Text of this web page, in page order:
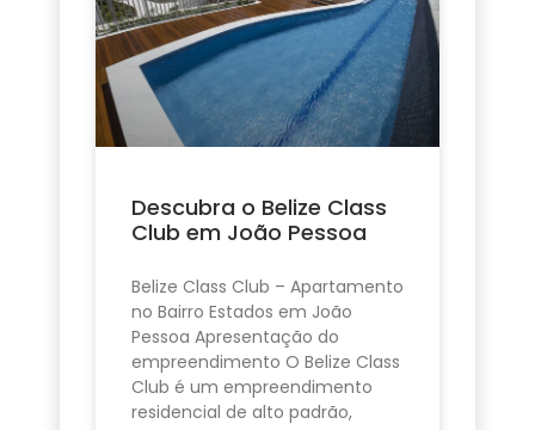
Descubra o Belize Class
Club em João Pessoa
Belize Class Club – Apartamento
no Bairro Estados em João
Pessoa Apresentação do
empreendimento O Belize Class
Club é um empreendimento
residencial de alto padrão,